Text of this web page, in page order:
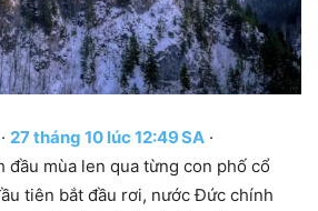
· 27tháng 10 lúc 12:49SA ·
đầu mùa len qua từng con phố cổ
tiên bắt đầu rơi, nước Đức chính